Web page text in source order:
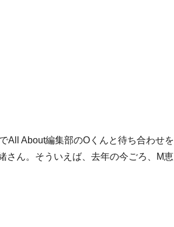
All About編集部のOくんと待ち合わせを
さん。そういえば、去年の今ごろ、M恵